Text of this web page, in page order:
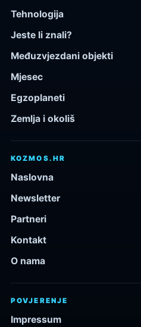
Tehnologija
Jeste li znali?
Međuzvjezdani objekti
Mjesec
Egzoplaneti
Zemlja i okoliš
KOZMOS.HR
Naslovna
Newsletter
Partneri
Kontakt
O nama
POVJERENJE
Impressum